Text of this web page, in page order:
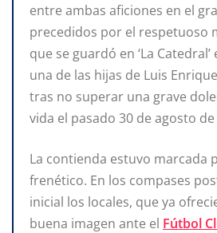
entre ambas aficiones en el
precedidos por el respetuoso
que se guardó en ‘La
una de las hijas de Luis
tras no superar una grave
vida el pasado 30 de agosto de
La contienda estuvo marcada
frenético. En los compases
inicial los locales, que ya
buena imagen ante el Fútbol